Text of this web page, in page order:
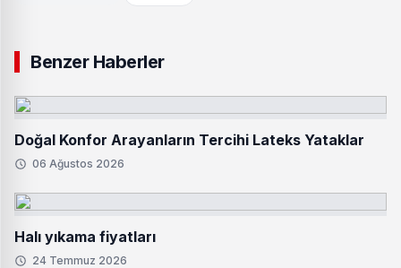
Benzer Haberler
Doğal Konfor Arayanların Tercihi Lateks Yataklar
06 Ağustos 2026
Halı yıkama fiyatları
24 Temmuz 2026